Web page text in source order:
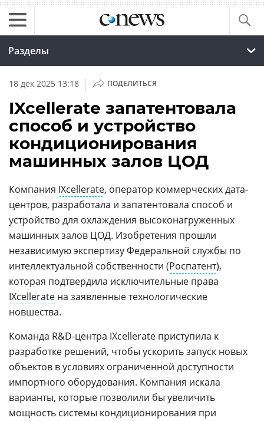
Разделы
18 дек 2025 13:18 | ПОДЕЛИТЬСЯ
IXcellerate запатентовала
способ и устройство
кондиционирования
машинных залов ЦОД
Компания IXcellerate, оператор коммерческих дата-
центров, разработала и запатентовала способ и
устройство для охлаждения высоконагруженных
машинных залов ЦОД. Изобретения прошли
независимую экспертизу Федеральной службы по
интеллектуальной собственности (Роспатент),
которая подтвердила исключительные права
IXcellerate на заявленные технологические
новшества.
Команда R&D-центра IXcellerate приступила к
разработке решений, чтобы ускорить запуск новых
объектов в условиях ограниченной доступности
импортного оборудования. Компания искала
варианты, которые позволили бы увеличить
мощность системы кондиционирования при